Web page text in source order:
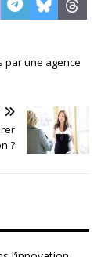
par une agence
?